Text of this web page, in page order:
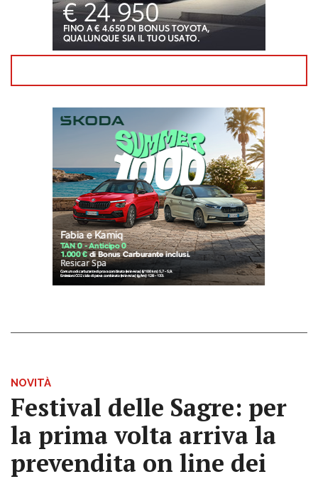
NOVITÀ
Festival delle Sagre: per
la prima volta arriva la
prevendita on line dei